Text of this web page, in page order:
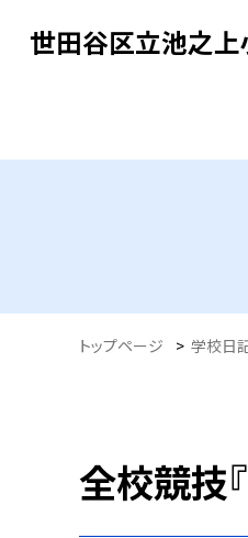
世田谷区立池之上
トップページ > 学校日
全校競技